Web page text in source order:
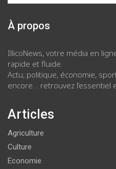
À propos
IllicoNews, votre média en
rapide et fluide.
Actu, politique, économie,
encore… retrouvez l’essentiel
Articles
Agriculture
Culture
Economie